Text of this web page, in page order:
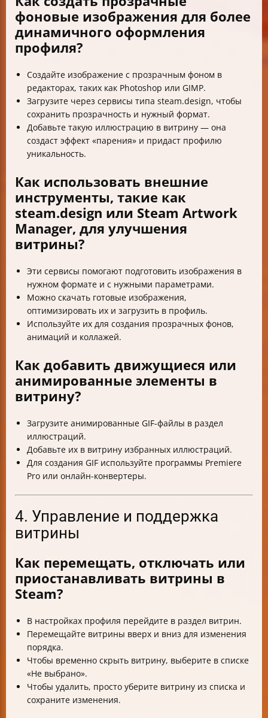
фоновые изображения для более
динамичного оформления
профиля?
Создайте изображение с прозрачным фоном в
редакторах, таких как Photoshop или GIMP.
Загрузите через сервисы типа steam.design, чтобы
сохранить прозрачность и нужный формат.
Добавьте такую иллюстрацию в витрину — она
создаст эффект «парения» и придаст профилю
уникальность.
Как использовать внешние
инструменты, такие как
steam.design или Steam Artwork
Manager, для улучшения
витрины?
Эти сервисы помогают подготовить изображения в
нужном формате и с нужными параметрами.
Можно скачать готовые изображения,
оптимизировать их и загрузить в профиль.
Используйте их для создания прозрачных фонов,
анимаций и коллажей.
Как добавить движущиеся или
анимированные элементы в
витрину?
Загрузите анимированные GIF-файлы в раздел
иллюстраций.
Добавьте их в витрину избранных иллюстраций.
Для создания GIF используйте программы Premiere
Pro или онлайн-конвертеры.
4. Управление и поддержка
витрины
Как перемещать, отключать или
приостанавливать витрины в
Steam?
В настройках профиля перейдите в раздел витрин.
Перемещайте витрины вверх и вниз для изменения
порядка.
Чтобы временно скрыть витрину, выберите в списке
«Не выбрано».
Чтобы удалить, просто уберите витрину из списка и
сохраните изменения.